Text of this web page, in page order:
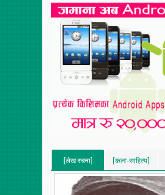
[लेख रचना]
[VERTICAL]
[कला-साहित्य]
[VERTICAL]